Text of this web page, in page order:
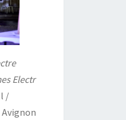
Electr
/